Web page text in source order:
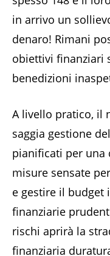
in arrivo un
denaro! Rimani
obiettivi finanziari
benedizioni
A livello pratico, il
saggia gestione
pianificati per una
misure sensate
e gestire il budget
finanziarie
rischi aprirà la
finanziaria